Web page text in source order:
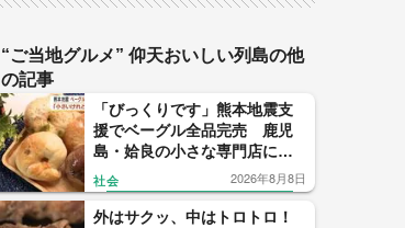
“ご当地グルメ” 仰天おいしい列島の他
の記事
「びっくりです」熊本地震支
援でベーグル全品完売 鹿児
島・姶良の小さな専門店に
人々が集った理由
社会 2026年8月8日
外はサクッ、中はトロトロ！